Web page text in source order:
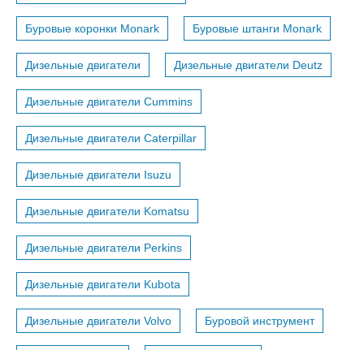
Буровые коронки Monark Буровые штанги Monark
Дизельные двигатели Дизельные двигатели Deutz
Дизельные двигатели Cummins
Дизельные двигатели Caterpillar
Дизельные двигатели Isuzu
Дизельные двигатели Komatsu
Дизельные двигатели Perkins
Дизельные двигатели Kubota
Дизельные двигатели Volvo Буровой инструмент